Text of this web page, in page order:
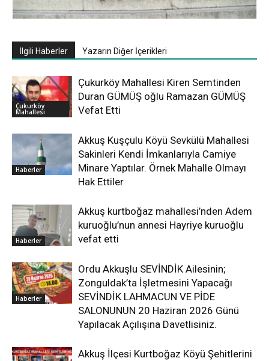
İlgili Haberler Yazarın Diğer İçerikleri
Çukurköy
Mahallesi
Çukurköy Mahallesi Kiren Semtinden
Duran GÜMÜŞ oğlu Ramazan GÜMÜŞ
Vefat Etti
Haberler
Akkuş Kuşçulu Köyü Sevkülü Mahallesi
Sakinleri Kendi İmkanlarıyla Camiye
Minare Yaptılar. Örnek Mahalle Olmayı
Hak Ettiler
Haberler
Akkuş kurtboğaz mahallesi’nden Adem
kuruoğlu’nun annesi Hayriye kuruoğlu
vefat etti
Haberler
Ordu Akkuşlu SEVİNDİK Ailesinin;
Zonguldak’ta İşletmesini Yapacağı
SEVİNDİK LAHMACUN VE PİDE
SALONUNUN 20 Haziran 2026 Günü
Yapılacak Açılışına Davetlisiniz.
Akkuş İlçesi Kurtboğaz Köyü Şehitlerini